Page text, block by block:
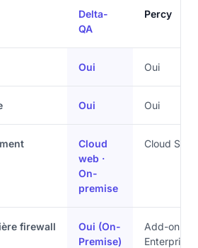
Delta-
QA
Percy
Oui Oui
Oui Oui
Cloud
web ·
On-
premise
Cloud SaaS
firewall
Oui (On-
Premise)
Add-on
Enterprise